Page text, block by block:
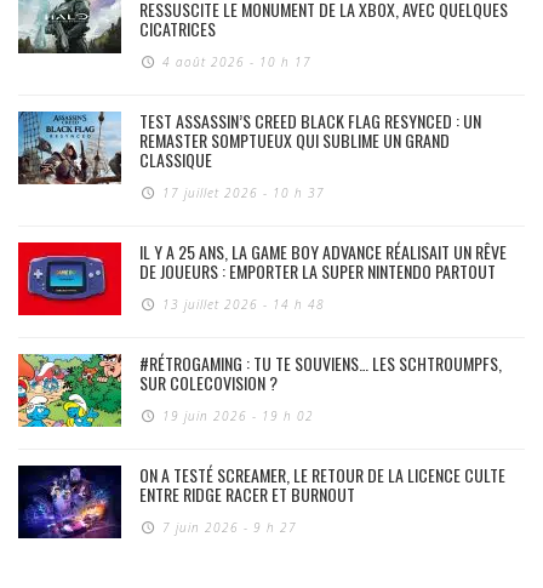
RESSUSCITE LE MONUMENT DE LA XBOX, AVEC QUELQUES
CICATRICES
4 août 2026 - 10 h 17
TEST ASSASSIN’S CREED BLACK FLAG RESYNCED : UN
REMASTER SOMPTUEUX QUI SUBLIME UN GRAND
CLASSIQUE
17 juillet 2026 - 10 h 37
IL Y A 25 ANS, LA GAME BOY ADVANCE RÉALISAIT UN RÊVE
DE JOUEURS : EMPORTER LA SUPER NINTENDO PARTOUT
13 juillet 2026 - 14 h 48
#RÉTROGAMING : TU TE SOUVIENS… LES SCHTROUMPFS,
SUR COLECOVISION ?
19 juin 2026 - 19 h 02
ON A TESTÉ SCREAMER, LE RETOUR DE LA LICENCE CULTE
ENTRE RIDGE RACER ET BURNOUT
7 juin 2026 - 9 h 27